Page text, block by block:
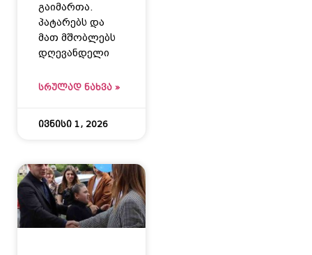
გაიმართა.
პატარებს და
მათ მშობლებს
დღევანდელი
ᲡᲠᲣᲚᲐᲓ ᲜᲐᲮᲕᲐ »
ივნისი 1, 2026